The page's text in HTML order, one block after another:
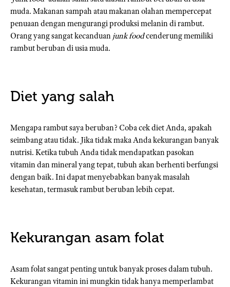
muda. Makanan sampah atau makanan olahan mempercepat
penuaan dengan mengurangi produksi melanin di rambut.
Orang yang sangat kecanduan junk foodcenderung memiliki
rambut beruban di usia muda.
Diet yang salah
Mengapa rambut saya beruban? Coba cek diet Anda, apakah
seimbang atau tidak. Jika tidak maka Anda kekurangan banyak
nutrisi. Ketika tubuh Anda tidak mendapatkan pasokan
vitamin dan mineral yang tepat, tubuh akan berhenti berfungsi
dengan baik. Ini dapat menyebabkan banyak masalah
kesehatan, termasuk rambut beruban lebih cepat.
Kekurangan asam folat
Asam folat sangat penting untuk banyak proses dalam tubuh.
Kekurangan vitamin ini mungkin tidak hanya memperlambat